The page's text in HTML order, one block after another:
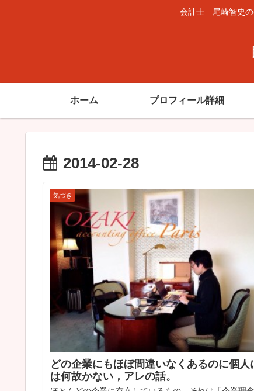
会計士 尾崎智史の
ホーム プロフィール詳細
2014-02-28
気づき
どの企業にもほぼ間違いなくあるのに個人
は何故かない，アレの話。